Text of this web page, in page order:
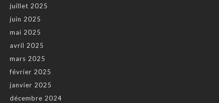
juillet 2025
juin 2025
mai 2025
avril 2025
mars 2025
février 2025
janvier 2025
décembre 2024